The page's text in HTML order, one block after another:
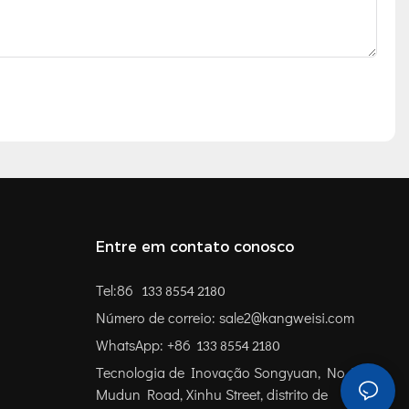
Entre em contato conosco
Tel:86 133 8554 2180
Número de correio: sale2@kangweisi.com
WhatsApp: +86 133 8554 2180
Tecnologia de Inovação Songyuan, No. 7,
Mudun Road, Xinhu Street, distrito de